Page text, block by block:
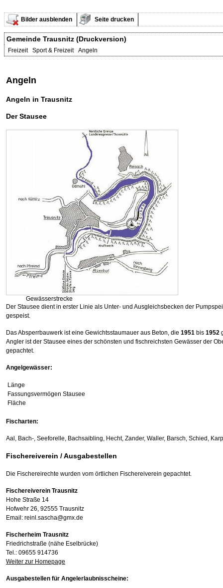
Bilder ausblenden Seite drucken
Gemeinde Trausnitz (Druckversion)
Freizeit Sport & Freizeit Angeln
Angeln
Angeln in Trausnitz
Der Stausee
Gewässerstrecke
Der Stausee dient in erster Linie als Unter- und Ausgleichsbecken der
gespeist.
Das Absperrbauwerk ist eine Gewichtsstaumauer aus Beton, die 1951 bis 1952
Angler ist der Stausee eines der schönsten und fischreichsten Gewässer der
gepachtet.
Angelgewässer:
Länge
Fassungsvermögen Stausee
Fläche
Fischarten:
Aal, Bach-, Seeforelle, Bachsaibling, Hecht, Zander, Waller, Barsch, Schied,
Fischereiverein / Ausgabestellen
Die Fischereirechte wurden vom örtlichen Fischereiverein gepachtet.
Fischereiverein Trausnitz
Hohe Straße 14
Hofwehr 26, 92555 Trausnitz
Email: reinl.sascha@gmx.de
Fischerheim Trausnitz
Friedrichstraße (nähe Eselbrücke)
Tel.: 09655 914736
Weiter zur Homepage
Ausgabestellen für Angelerlaubnisscheine: